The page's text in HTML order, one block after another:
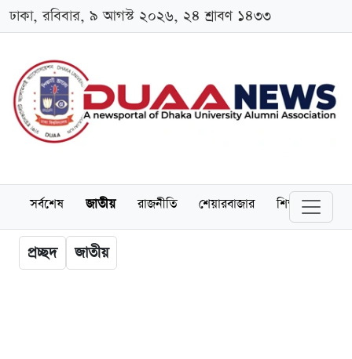
ঢাকা, রবিবার, ৯ আগস্ট ২০২৬, ২৪ শ্রাবণ ১৪৩৩
সর্বশেষ জাতীয় রাজনীতি শেয়ারবাজার শিক্ষা
প্রচ্ছদ জাতীয়